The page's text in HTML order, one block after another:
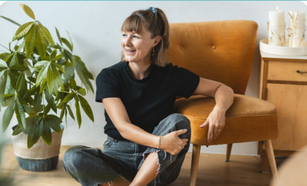
Soon you will learn more about me here...